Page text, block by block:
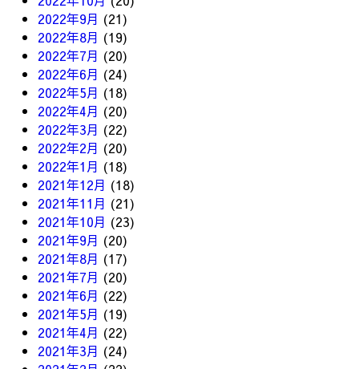
2022年9月 (21)
2022年8月 (19)
2022年7月 (20)
2022年6月 (24)
2022年5月 (18)
2022年4月 (20)
2022年3月 (22)
2022年2月 (20)
2022年1月 (18)
2021年12月 (18)
2021年11月 (21)
2021年10月 (23)
2021年9月 (20)
2021年8月 (17)
2021年7月 (20)
2021年6月 (22)
2021年5月 (19)
2021年4月 (22)
2021年3月 (24)